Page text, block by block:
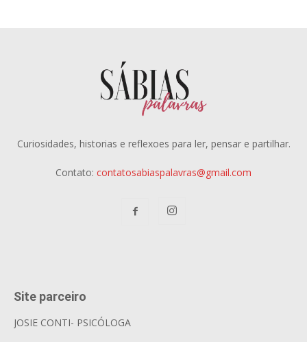
Curiosidades, historias e reflexoes para ler, pensar e partilhar.
Contato: contatosabiaspalavras@gmail.com
Site parceiro
JOSIE CONTI- PSICÓLOGA